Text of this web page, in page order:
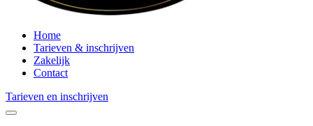
Home
Tarieven & inschrijven
Zakelijk
Contact
Tarieven en inschrijven